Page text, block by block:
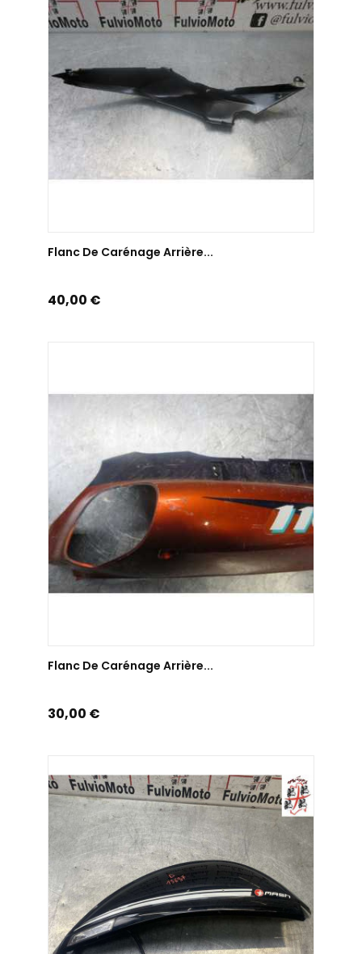
Flanc De Carénage Arrière...
Prix
40,00 €
Flanc De Carénage Arrière...
Prix
30,00 €